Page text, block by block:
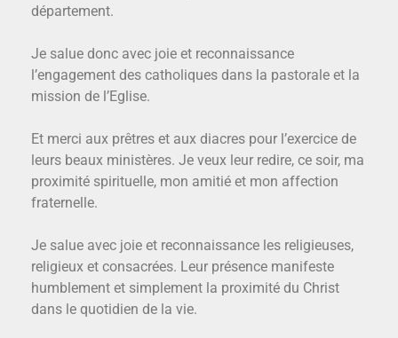
département.
Je salue donc avec joie et reconnaissance
l’engagement des catholiques dans la pastorale et la
mission de l’Eglise.
Et merci aux prêtres et aux diacres pour l’exercice de
leurs beaux ministères. Je veux leur redire, ce soir, ma
proximité spirituelle, mon amitié et mon affection
fraternelle.
Je salue avec joie et reconnaissance les religieuses,
religieux et consacrées. Leur présence manifeste
humblement et simplement la proximité du Christ
dans le quotidien de la vie.